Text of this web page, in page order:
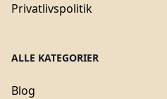
Privatlivspolitik
ALLE KATEGORIER
Blog